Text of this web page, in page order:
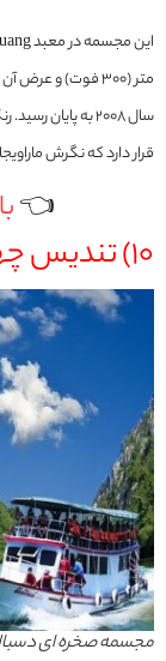
سال 2008 به
قرار دارد که نگرش
👈
10) تندیس چهره Decebalus
مجسمه صخره ای